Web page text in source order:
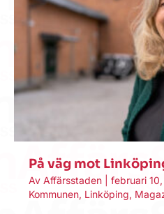
På väg mot
Av Affärsstaden februari
Kommunen, Linköping,